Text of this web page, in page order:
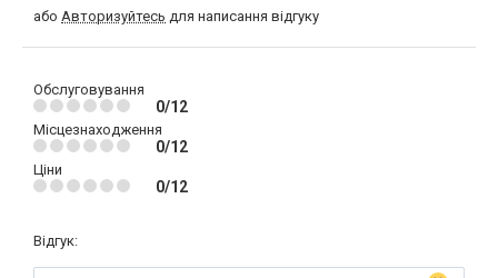
або Авторизуйтесь для написання відгуку
Обслуговування
0/12
Місцезнаходження
0/12
Ціни
0/12
Відгук: